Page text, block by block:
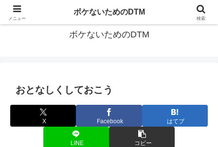
ゆる～く続ける音楽制作のあれこれや昔ばなし
ボケないためのDTM
おとなしくしておこう
X Facebook はてブ
LINE コピー
メニュー
ボケないためのDTM
検索